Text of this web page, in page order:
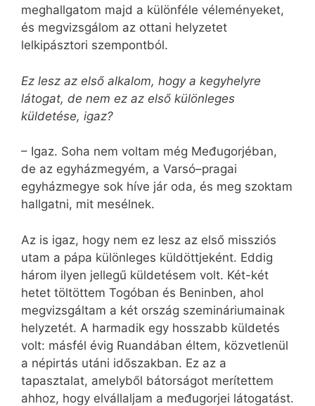
meghallgatom majd a különféle véleményeket,
és megvizsgálom az ottani helyzetet
lelkipásztori szempontból.
Ez lesz az első alkalom, hogy a kegyhelyre
látogat, de nem ez az első különleges
küldetése, igaz?
– Igaz. Soha nem voltam még Me­đu­gor­jéban,
de az egyházmegyém, a Varsó–pragai
egyházmegye sok híve jár oda, és meg szoktam
hallgatni, mit mesélnek.
Az is igaz, hogy nem ez lesz az első missziós
utam a pápa különleges küldöttjeként. Eddig
három ilyen jellegű küldetésem volt. Két-két
hetet töltöttem Togóban és Beninben, ahol
megvizsgáltam a két ország szemináriumainak
helyzetét. A harmadik egy hosszabb küldetés
volt: másfél évig Ruandában éltem, közvetlenül
a népirtás utáni időszakban. Ez az a
tapasztalat, amelyből bátorságot merítettem
ahhoz, hogy elvállaljam a međugorjei látogatást.